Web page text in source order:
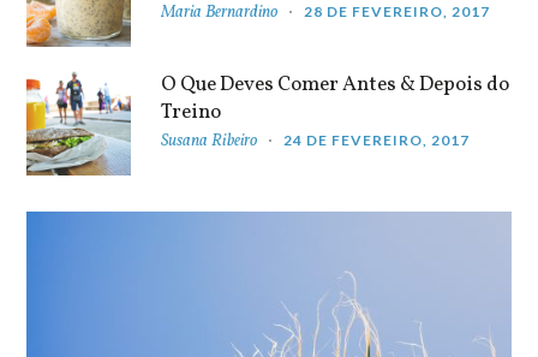
Maria Bernardino 28 DE FEVEREIRO, 2017
O Que Deves Comer Antes & Depois do
Treino
Susana Ribeiro 24 DE FEVEREIRO, 2017